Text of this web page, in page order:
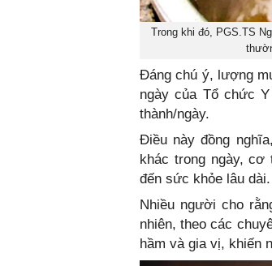
Trong khi đó, PGS.TS
Đáng chú ý, lượng
ngày của Tổ chức
thành/ngày.
Điều này đồng
khác trong ngày,
đến sức khỏe lâu dài.
Nhiều người cho
nhiên, theo các
hầm và gia vị, khiến